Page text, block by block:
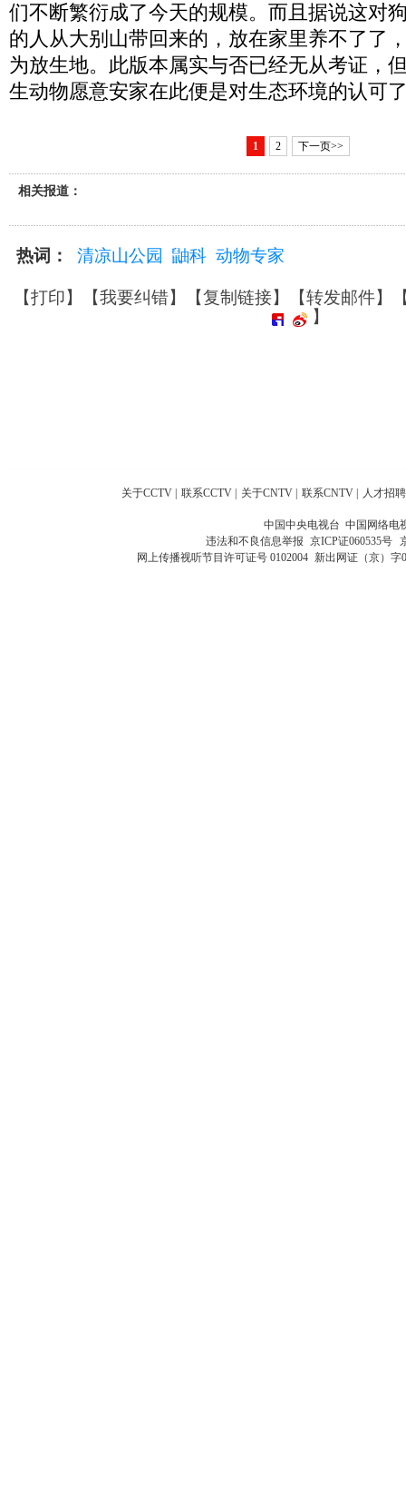
们不断繁衍成了今天的规模。而且据说这对
的人从大别山带回来的，放在家里养不了了
为放生地。此版本属实与否已经无从考证，
生动物愿意安家在此便是对生态环境的认可
1 2 下一页>>
相关报道：
热词： 清凉山公园 鼬科 动物专家
【打印】【我要纠错】【复制链接】【转发邮件】
】
关于CCTV | 联系CCTV | 关于CNTV | 联系CNTV | 人才招聘
中国中央电视台 中国网络电
违法和不良信息举报 京ICP证060535号
网上传播视听节目许可证号 0102004 新出网证（京）